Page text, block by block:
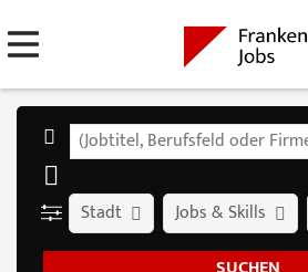
Stadt Jobs & Skills